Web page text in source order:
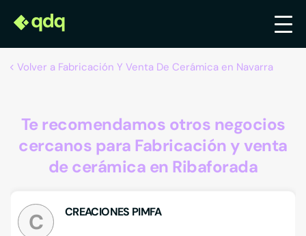
Volver a Fabricación Y Venta De Cerámica en Navarra
Te recomendamos otros negocios
cercanos para Fabricación y venta
de cerámica en Ribaforada
C CREACIONES PIMFA